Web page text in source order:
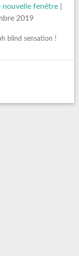
nouvelle fenêtre
2019
blind sensation !